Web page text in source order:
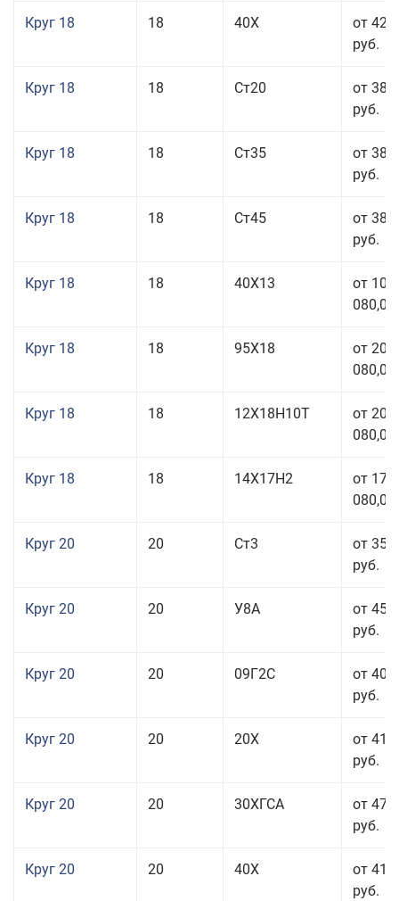
Круг 18 18 40Х
от 42
руб.
Круг 18 18 Ст20
от 38
руб.
Круг 18 18 Ст35
от 38
руб.
Круг 18 18 Ст45
от 38
руб.
Круг 18 18 40Х13
от 103
080,00
Круг 18 18 95Х18
от 208
080,00
Круг 18 18 12Х18Н10Т
от 209
080,00
Круг 18 18 14Х17Н2
от 175
080,00
Круг 20 20 Ст3
от 35
руб.
Круг 20 20 У8А
от 45
руб.
Круг 20 20 09Г2С
от 40
руб.
Круг 20 20 20Х
от 41
руб.
Круг 20 20 30ХГСА
от 47
руб.
Круг 20 20 40Х
от 41
руб.